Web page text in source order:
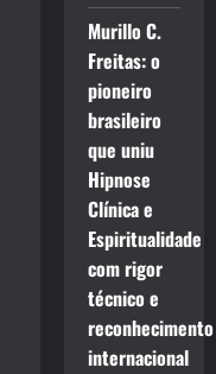
Murillo C.
Freitas: o
pioneiro
brasileiro
que uniu
Hipnose
Clínica e
Espiritualidade
com rigor
técnico e
reconhecimento
internacional